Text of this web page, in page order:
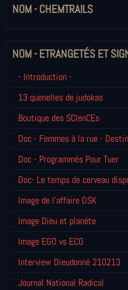
NOM - CHEMTRAILS
NOM - ETRANGETÉS ET
- Introduction -
13 quenelles de judokas
Boutique des SCIenCEs
Doc - Femmes à la rue - Destin
Doc - Programmés Pour Tuer
Doc- Le temps de cerveau
Image de l'affaire DSK
Image Dieu et planète
Image EGO vs ECO
Interview Dieudonné 210213
Journal National Radical